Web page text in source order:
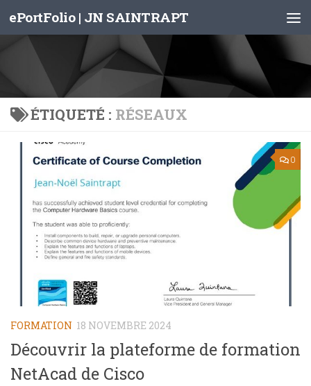
Skip to content
ePortFolio | JN SAINTRAPT
ÉTIQUETÉ : RÉSEAUX
0
FORMATION 18 NOVEMBRE 2024
Découvrir la plateforme de formation
NetAcad de Cisco